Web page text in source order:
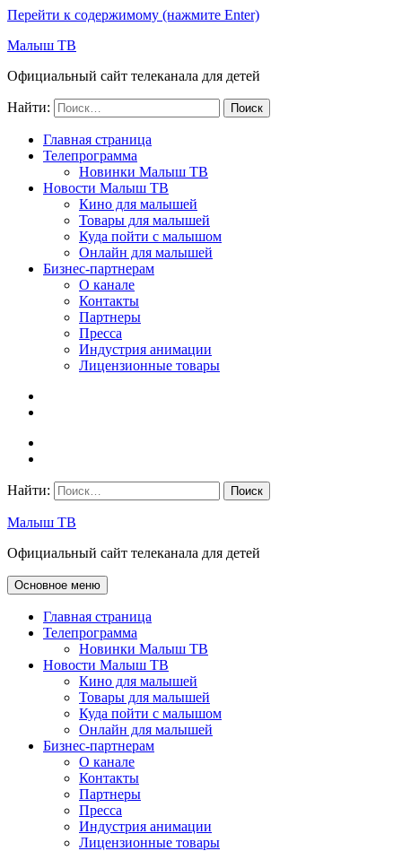
Перейти к содержимому (нажмите Enter)
Малыш ТВ
Официальный сайт телеканала для детей
Найти:
Главная страница
Телепрограмма
Новинки Малыш ТВ
Новости Малыш ТВ
Кино для малышей
Товары для малышей
Куда пойти с малышом
Онлайн для малышей
Бизнес-партнерам
О канале
Контакты
Партнеры
Пресса
Индустрия анимации
Лицензионные товары
Найти:
Малыш ТВ
Официальный сайт телеканала для детей
Основное меню
Главная страница
Телепрограмма
Новинки Малыш ТВ
Новости Малыш ТВ
Кино для малышей
Товары для малышей
Куда пойти с малышом
Онлайн для малышей
Бизнес-партнерам
О канале
Контакты
Партнеры
Пресса
Индустрия анимации
Лицензионные товары